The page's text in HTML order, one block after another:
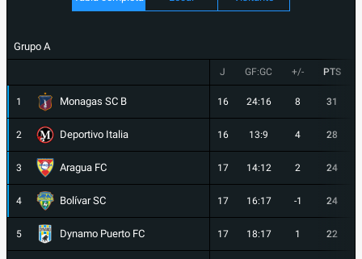
Grupo A
J GF:GC +/- PTS
1 Monagas SC B 16 24:16 8 31
2 Deportivo Italia 16 13:9 4 28
3 Aragua FC 17 14:12 2 24
4 Bolívar SC 17 16:17 -1 24
5 Dynamo Puerto FC 17 18:17 1 22